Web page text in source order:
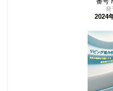
発
2024